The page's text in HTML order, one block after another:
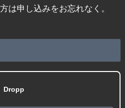
は申し込みをお忘れなく。
Dropp